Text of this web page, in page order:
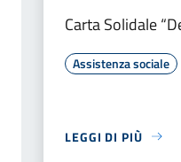
Carta Solidale
Assistenza sociale
LEGGI DI PIÙ